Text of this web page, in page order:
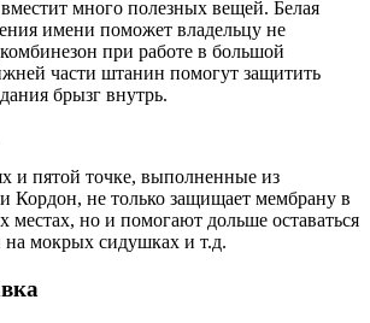
много полезных вещей. Белая
имени поможет владельцу не
при работе в большой
части штанин помогут защитить
брызг внутрь.
и пятой точке, выполненные из
Кордон, не только защищает мембрану в
но и помогают дольше оставаться
мокрых сидушках и т.д.